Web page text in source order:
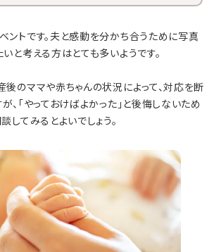
ントです。夫と感動を分かち合うために写真
と考える方はとても多いようです。
のママや赤ちゃんの状況によって、対応を断
、「やっておけばよかった」と後悔しないため
してみるとよいでしょう。